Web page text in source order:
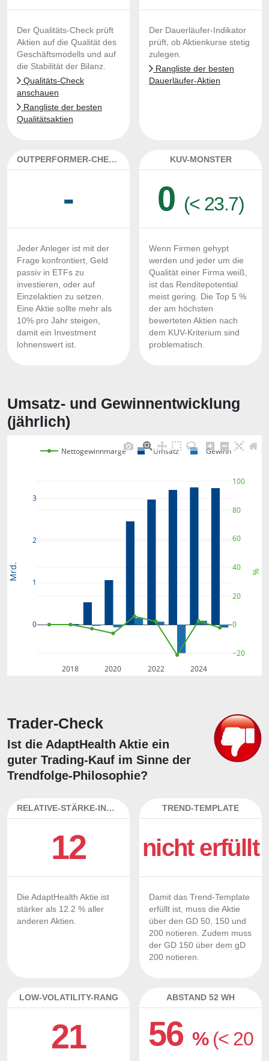
Der Qualitäts-Check prüft
Aktien auf die Qualität des
Geschäftsmodells und auf
die Stabilität der Bilanz.
Qualitäts-Check
anschauen
Rangliste der besten
Qualitätsaktien
Der Dauerläufer-Indikator
prüft, ob Aktienkurse stetig
zulegen.
Rangliste der besten
Dauerläufer-Aktien
OUTPERFORMER-CHECK
-
Jeder Anleger ist mit der
Frage konfrontiert, Geld
passiv in ETFs zu
investieren, oder auf
Einzelaktien zu setzen.
Eine Aktie sollte mehr als
10% pro Jahr steigen,
damit ein Investment
lohnenswert ist.
KUV-MONSTER
0 (< 23.7)
Wenn Firmen gehypt
werden und jeder um die
Qualität einer Firma weiß,
ist das Renditepotential
meist gering. Die Top 5 %
der am höchsten
bewerteten Aktien nach
dem KUV-Kriterium sind
problematisch.
Umsatz- und Gewinnentwicklung
(jährlich)
2018 2020 2022 2024
0
1
2
3
−20
0
20
40
60
80
100
Nettogewinnmarge Umsatz Gewinn
Mrd. %
Trader-Check
Ist die AdaptHealth Aktie ein
guter Trading-Kauf im Sinne der
Trendfolge-Philosophie?
RELATIVE-STÄRKE-INDEX
12
Die AdaptHealth Aktie ist
stärker als 12.2 % aller
anderen Aktien.
TREND-TEMPLATE
nicht erfüllt
Damit das Trend-Template
erfüllt ist, muss die Aktie
über den GD 50, 150 und
200 notieren. Zudem muss
der GD 150 über dem gD
200 notieren.
LOW-VOLATILITY-RANG
21
ABSTAND 52 WH
56% (< 20